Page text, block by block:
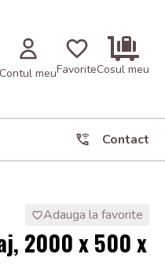
Contul meuFavoriteCosul meu
Contact
Adauga la favorite
2000 x 500 x